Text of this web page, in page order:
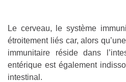
Le cerveau, le système
étroitement liés car, alors
immunitaire réside dans
entérique est également
intestinal.